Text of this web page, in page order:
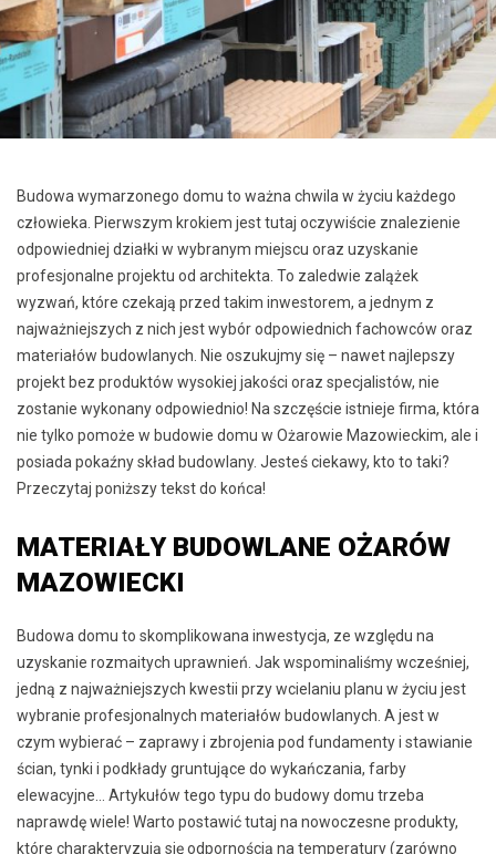
Budowa wymarzonego domu to ważna chwila w życiu każdego
człowieka. Pierwszym krokiem jest tutaj oczywiście znalezienie
odpowiedniej działki w wybranym miejscu oraz uzyskanie
profesjonalne projektu od architekta. To zaledwie zalążek
wyzwań, które czekają przed takim inwestorem, a jednym z
najważniejszych z nich jest wybór odpowiednich fachowców oraz
materiałów budowlanych. Nie oszukujmy się – nawet najlepszy
projekt bez produktów wysokiej jakości oraz specjalistów, nie
zostanie wykonany odpowiednio! Na szczęście istnieje firma, która
nie tylko pomoże w budowie domu w Ożarowie Mazowieckim, ale i
posiada pokaźny skład budowlany. Jesteś ciekawy, kto to taki?
Przeczytaj poniższy tekst do końca!
MATERIAŁY BUDOWLANE OŻARÓW
MAZOWIECKI
Budowa domu to skomplikowana inwestycja, ze względu na
uzyskanie rozmaitych uprawnień. Jak wspominaliśmy wcześniej,
jedną z najważniejszych kwestii przy wcielaniu planu w życiu jest
wybranie profesjonalnych materiałów budowlanych. A jest w
czym wybierać – zaprawy i zbrojenia pod fundamenty i stawianie
ścian, tynki i podkłady gruntujące do wykańczania, farby
elewacyjne… Artykułów tego typu do budowy domu trzeba
naprawdę wiele! Warto postawić tutaj na nowoczesne produkty,
które charakteryzują się odpornością na temperatury (zarówno